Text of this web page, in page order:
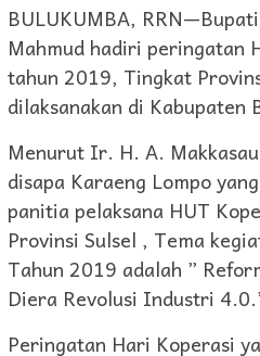
BULUKUMBA,
Mahmud hadiri peringatan
tahun 2019, Tingkat
dilaksanakan di Kabupaten
Menurut Ir. H. A.
disapa Karaeng Lompo
panitia pelaksana HUT
Provinsi Sulsel , Tema
Tahun 2019 adalah ”
Diera Revolusi Industri
Peringatan Hari Koperasi